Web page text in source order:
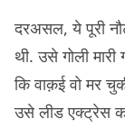
दरअसल, ये पूरी
थी. उसे गोली
कि वाक़ई वो मर
उसे लीड एक्ट्रेस